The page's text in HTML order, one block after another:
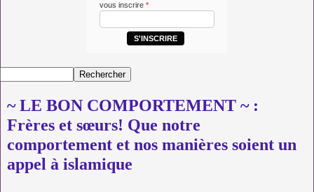
vous inscrire *
S'INSCRIRE
~ LE BON COMPORTEMENT ~ :
Frères et sœurs! Que notre
comportement et nos manières soient un
appel à islamique